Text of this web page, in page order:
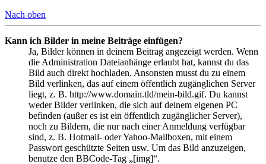
Nach oben
Kann ich Bilder in meine Beiträge einfügen?
Ja, Bilder können in deinem Beitrag angezeigt werden. Wenn
die Administration Dateianhänge erlaubt hat, kannst du das
Bild auch direkt hochladen. Ansonsten musst du zu einem
Bild verlinken, das auf einem öffentlich zugänglichen Server
liegt, z. B. http://www.domain.tld/mein-bild.gif. Du kannst
weder Bilder verlinken, die sich auf deinem eigenen PC
befinden (außer es ist ein öffentlich zugänglicher Server),
noch zu Bildern, die nur nach einer Anmeldung verfügbar
sind, z. B. Hotmail- oder Yahoo-Mailboxen, mit einem
Passwort geschützte Seiten usw. Um das Bild anzuzeigen,
benutze den BBCode-Tag „[img]“.